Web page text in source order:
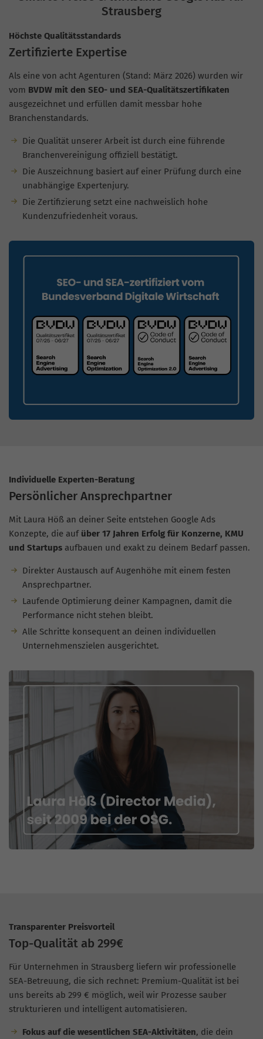
Strausberg
Höchste Qualitätsstandards
Zertifizierte Expertise
Als eine von acht Agenturen (Stand: März 2026) wurden wir
vom BVDW mit den SEO- und SEA-Qualitätszertifikaten
ausgezeichnet und erfüllen damit messbar hohe
Branchenstandards.
Die Qualität unserer Arbeit ist durch eine führende
Branchenvereinigung offiziell bestätigt.
Die Auszeichnung basiert auf einer Prüfung durch eine
unabhängige Expertenjury.
Die Zertifizierung setzt eine nachweislich hohe
Kundenzufriedenheit voraus.
Individuelle Experten-Beratung
Persönlicher Ansprechpartner
Mit Laura Höß an deiner Seite entstehen Google Ads
Konzepte, die auf über 17 Jahren Erfolg für Konzerne, KMU
und Startups aufbauen und exakt zu deinem Bedarf passen.
Direkter Austausch auf Augenhöhe mit einem festen
Ansprechpartner.
Laufende Optimierung deiner Kampagnen, damit die
Performance nicht stehen bleibt.
Alle Schritte konsequent an deinen individuellen
Unternehmenszielen ausgerichtet.
Transparenter Preisvorteil
Top-Qualität ab 299€
Für Unternehmen in Strausberg liefern wir professionelle
SEA-Betreuung, die sich rechnet: Premium-Qualität ist bei
uns bereits ab 299 € möglich, weil wir Prozesse sauber
strukturieren und intelligent automatisieren.
Fokus auf die wesentlichen SEA-Aktivitäten, die dein